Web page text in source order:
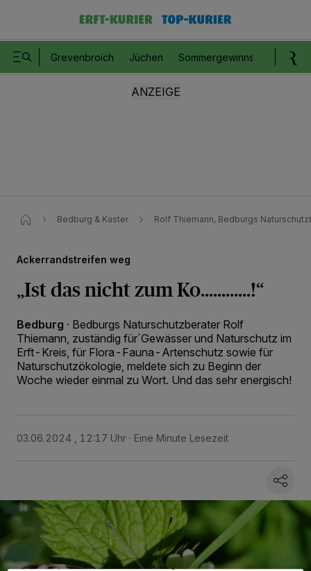
Grevenbroich Jüchen Sommergewinnspiel
Bedburg & Kaster Rolf Thiemann, Bedburgs
Ackerrandstreifen weg
„Ist das nicht zum Ko............!“
Bedburg · Bedburgs Naturschutzberater Rolf
Thiemann, zuständig für´Gewässer und Naturschutz im
Erft-Kreis, für Flora-Fauna-Artenschutz sowie für
Naturschutzökologie, meldete sich zu Beginn der
Woche wieder einmal zu Wort. Und das sehr energisch!
03.06.2024 , 12:17 Uhr Eine Minute Lesezeit
wie Browserdaten oder eindeutige Kennungen auf Ihrem Gerät zu. Durch Auswahl
von OK aktivieren Sie Tracking-Technologien für die unter „Wir und unsere
Partner verarbeiten Daten, um Ihnen Dienste bereitzustellen“ aufgeführten
Zwecke. Wenn Tracker deaktiviert sind, sind manche Inhalte und Anzeigen
möglicherweise nicht mehr so relevant für Sie. Sie können dieses Menü jederzeit
wieder aufrufen, um Ihre Einstellungen zu ändern oder Ihre Einwilligung zu
widerrufen, indem Sie auf den Link Einstellungen oder Ablehnen am unteren